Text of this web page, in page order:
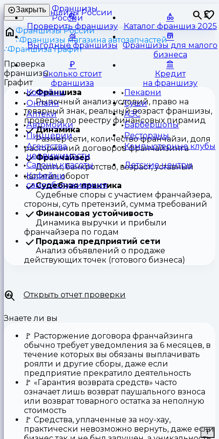
Франшизы
России
⏳
Закрыть
Проверить франшизу Каталог франшиз 2025
Выгодные франшизы
Франшизы для малого
бизнеса
Сколько стоит
франшиза
Кредит
на франшизу
Кофейни
Пекарни
Онлайн
Суши
Аптеки
АЗС
Автомойки
Барбершопы
Пиццерии
Рестораны
Агентства
недвижимости
Компьютерные клубы
Салоны красоты
Детские центры
Кофейни
самообслуживания
Франшизы России
Франшизы магазина автозапчастей
Франшиза Графит
Проверка
франшизы
Графит
Франшиза
Рыночный анализ условий, право на
товарный знак, реальный возраст франшизы,
проверка по реестру финансовых пирамид
Динамика
Размер сети, количество франчайзи, доля
расторжений договоров франчайзинга
Франчайзер
Долги, банкротство, возраст, уставный
капитал, оборот
Судебная практика
Судебные споры с участием франчайзера,
стороны, суть претензий, сумма требований
Финансовая устойчивость
Динамика выручки и прибыли
франчайзера по годам
Продажа предприятий сети
Анализ объявлений о продаже
действующих точек (готового бизнеса)
Открыть отчет проверки
Знаете ли вы
🚩 Расторжение договора франчайзинга
обычно требует уведомления за 6 месяцев, в
течение которых вы обязаны выплачивать
роялти и другие сборы, даже если
предприятие прекратило деятельность
🚩 «Гарантия возврата средств» часто
означает лишь возврат паушального взноса
или возврат товарного остатка за неполную
стоимость
🚩 Средства, уплаченные за ноу-хау,
практически невозможно вернуть, даже если